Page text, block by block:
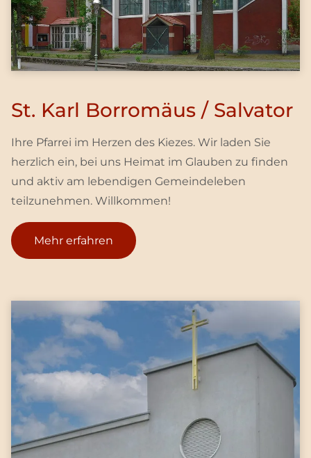
St. Karl Borromäus / Salvator
Ihre Pfarrei im Herzen des Kiezes. Wir laden Sie
herzlich ein, bei uns Heimat im Glauben zu finden
und aktiv am lebendigen Gemeindeleben
teilzunehmen. Willkommen!
Mehr erfahren